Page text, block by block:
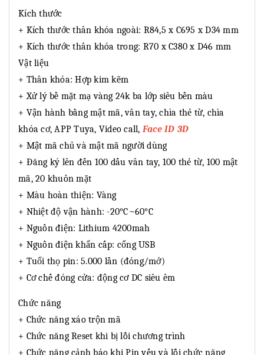
Kích thước
+ Kích thước thân khóa ngoài: R84,5 x C695 x D34 mm
+ Kích thước thân khóa trong: R70 x C380 x D46 mm
Vật liệu
+ Thân khóa: Hợp kim kẽm
+ Xử lý bề mặt mạ vàng 24k ba lớp siêu bền màu
+ Vận hành bằng mật mã, vân tay, chìa thẻ từ, chìa
khóa cơ, APP Tuya, Video call, Face ID 3D
+ Mật mã chủ và mật mã người dùng
+ Đăng ký lên đến 100 dấu vân tay, 100 thẻ từ, 100 mật
mã, 20 khuôn mặt
+ Màu hoàn thiện: Vàng
+ Nhiệt độ vận hành: -20°C~60°C
+ Nguồn điện: Lithium 4200mah
+ Nguồn điện khẩn cấp: cổng USB
+ Tuổi thọ pin: 5.000 lần (đóng/mở)
+ Cơ chế đóng cửa: động cơ DC siêu êm
Chức năng
+ Chức năng xáo trộn mã
+ Chức năng Reset khi bị lỗi chương trình
+ Chức năng cảnh báo khi Pin yếu và lỗi chức năng